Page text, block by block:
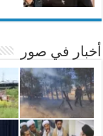
أخبار في صور